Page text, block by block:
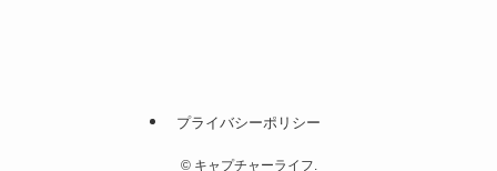
プライバシーポリシー
©キャプチャーライフ.